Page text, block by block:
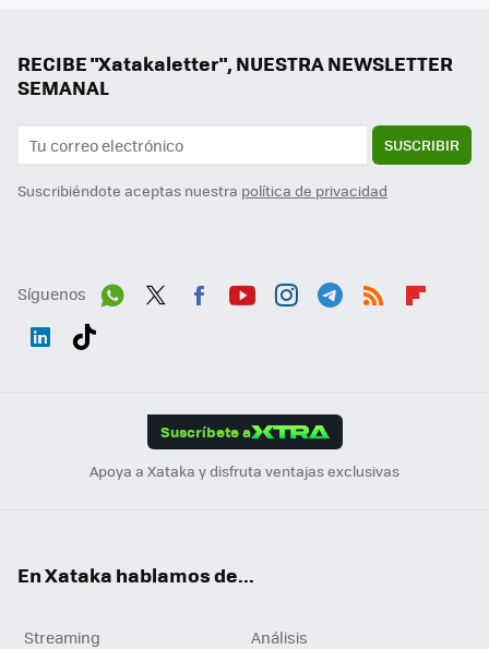
RECIBE "Xatakaletter", NUESTRA NEWSLETTER
SEMANAL
SUSCRIBIR
Suscribiéndote aceptas nuestra política de privacidad
Síguenos
Suscríbete a
Apoya a Xataka y disfruta ventajas exclusivas
En Xataka hablamos de...
Streaming
Análisis